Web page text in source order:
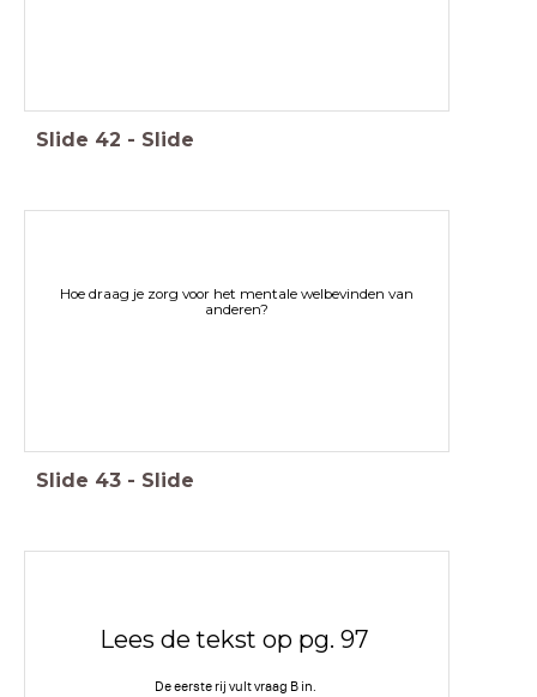
Slide 42 - Slide
Hoe draag je zorg voor het mentale welbevinden van
anderen?
Slide 43 - Slide
Lees de tekst op pg. 97
De eerste rij vult vraag B in.